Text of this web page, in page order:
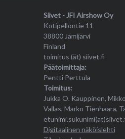
Siivet - JFI Airshow Oy
Kotipellontie 11
38800 Jämijärvi
Finland
toimitus (ät) siivet.fi
Päätoimittaja:
Pentti Perttula
Toimitus:
Jukka O. Kauppinen,
Vallas, Marko Tienhaara,
Digitaalinen näköislehti